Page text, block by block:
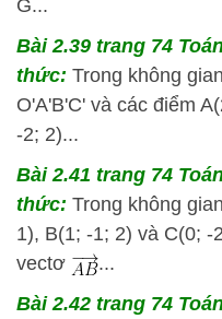
G...
Bài 2.39 trang 74
thức: Trong không
O'A'B'C' và các điểm
-2; 2)...
Bài 2.41 trang 74
thức: Trong không
1), B(1; -1; 2) và C(0;
vectơ
...
Bài 2.42 trang 74